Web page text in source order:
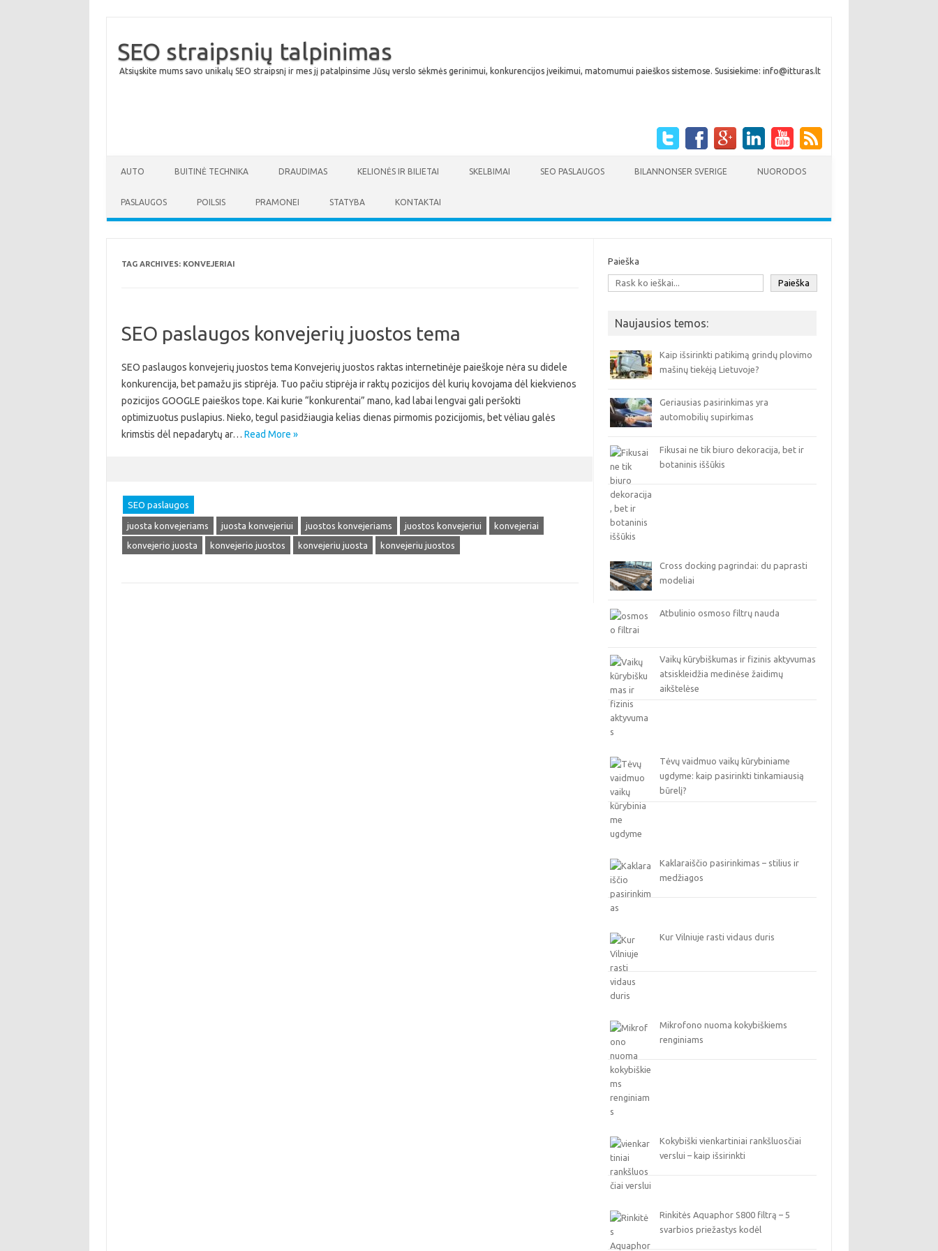
SEO straipsnių talpinimas
Atsiųskite mums savo unikalų SEO straipsnį ir mes jį patalpinsime Jūsų verslo sėkmės gerinimui, konkurencijos įveikimui, matomumui paieškos sistemose. Susisiekime: info@itturas.lt
AUTO BUITINĖ TECHNIKA DRAUDIMAS KELIONĖS IR BILIETAI SKELBIMAI SEO PASLAUGOS BILANNONSER SVERIGE NUORODOS
PASLAUGOS POILSIS PRAMONEI STATYBA KONTAKTAI
TAG ARCHIVES: KONVEJERIAI
SEO paslaugos konvejerių juostos tema
SEO paslaugos konvejerių juostos tema Konvejerių juostos raktas internetinėje paieškoje nėra su didele
konkurencija, bet pamažu jis stiprėja. Tuo pačiu stiprėja ir raktų pozicijos dėl kurių kovojama dėl kiekvienos
pozicijos GOOGLE paieškos tope. Kai kurie “konkurentai” mano, kad labai lengvai gali peršokti
optimizuotus puslapius. Nieko, tegul pasidžiaugia kelias dienas pirmomis pozicijomis, bet vėliau galės
krimstis dėl nepadarytų ar… Read More »
SEO paslaugos
juosta konvejeriams juosta konvejeriui juostos konvejeriams juostos konvejeriui
konvejeriai
konvejerio juosta
konvejerio juostos konvejeriu juosta konvejeriu juostos
Paieška
Paieška
Naujausios temos:
Kaip išsirinkti patikimą grindų plovimo
mašinų tiekėją Lietuvoje?
Geriausias pasirinkimas yra
automobilių supirkimas
Fikusai ne tik biuro dekoracija, bet ir
botaninis iššūkis
Cross docking pagrindai: du paprasti
modeliai
Atbulinio osmoso filtrų nauda
Vaikų kūrybiškumas ir fizinis aktyvumas
atsiskleidžia medinėse žaidimų
aikštelėse
Tėvų vaidmuo vaikų kūrybiniame
ugdyme: kaip pasirinkti tinkamiausią
būrelį?
Kaklaraiščio pasirinkimas – stilius ir
medžiagos
Kur Vilniuje rasti vidaus duris
Mikrofono nuoma kokybiškiems
renginiams
Kokybiški vienkartiniai rankšluosčiai
verslui – kaip išsirinkti
Rinkitės Aquaphor S800 filtrą – 5
svarbios priežastys kodėl